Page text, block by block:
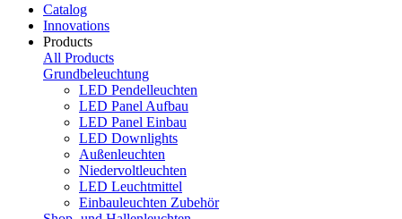
Catalog
Innovations
Products
All Products
Grundbeleuchtung
LED Pendelleuchten
LED Panel Aufbau
LED Panel Einbau
LED Downlights
Außenleuchten
Niedervoltleuchten
LED Leuchtmittel
Einbauleuchten Zubehör